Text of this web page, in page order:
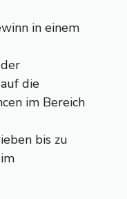
in einem
die
im Bereich
bis zu